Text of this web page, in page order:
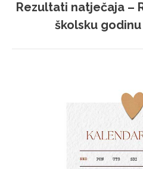
Rezultati natječaja –
školsku